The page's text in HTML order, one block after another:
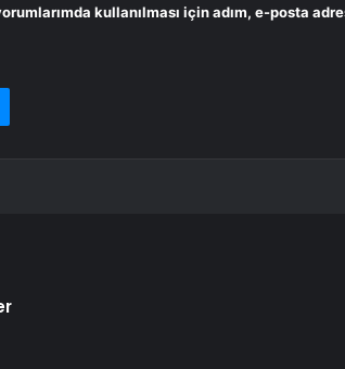
kullanılması için adım, e-posta